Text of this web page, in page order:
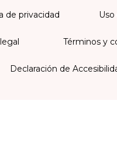
de privacidad
Términos y
Declaración de